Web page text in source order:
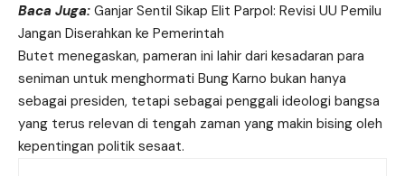
Baca Juga: Ganjar Sentil Sikap Elit Parpol: Revisi UU Pemilu
Jangan Diserahkan ke Pemerintah
Butet menegaskan, pameran ini lahir dari kesadaran para
seniman untuk menghormati Bung Karno bukan hanya
sebagai presiden, tetapi sebagai penggali ideologi bangsa
yang terus relevan di tengah zaman yang makin bising oleh
kepentingan politik sesaat.